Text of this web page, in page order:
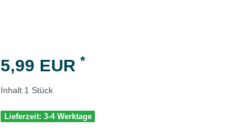
5,99 EUR*
Inhalt 1 Stück
Lieferzeit: 3-4 Werktage